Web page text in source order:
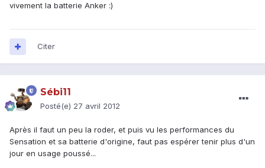
vivement la batterie Anker :)
Citer
Sébi11
Posté(e) 27 avril 2012
Après il faut un peu la roder, et puis vu les performances du
Sensation et sa batterie d'origine, faut pas espérer tenir plus d'un
jour en usage poussé...